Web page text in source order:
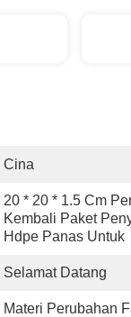
Cina
20 * 20 * 1.5 Cm
Kembali Paket
Hdpe Panas Untuk
Selamat Datang
Materi Perubahan